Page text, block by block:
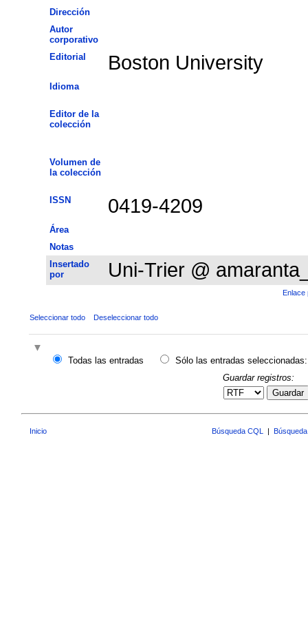
Dirección
Autor
corporativo
Editorial
Boston University
Idioma
Editor de la
colección
Volumen de
la colección
ISSN 0419-4209
Área
Notas
Insertado
por
Uni-Trier @
Enlace
Seleccionar todo Deseleccionar todo
Todas las entradas
Sólo las entradas seleccionadas:
Guardar registros:
Guardar
Inicio Búsqueda CQL